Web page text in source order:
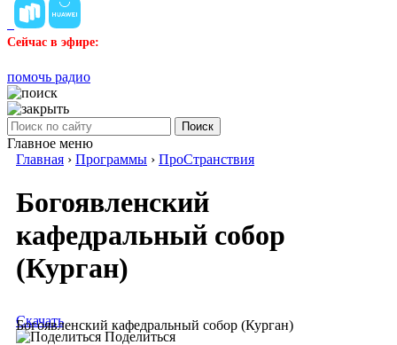
Сейчас в эфире:
помочь радио
Поиск
Главное меню
Главная › Программы › ПроСтранствия
Богоявленский
кафедральный собор
(Курган)
Богоявленский кафедральный собор (Курган)
Скачать
Поделиться